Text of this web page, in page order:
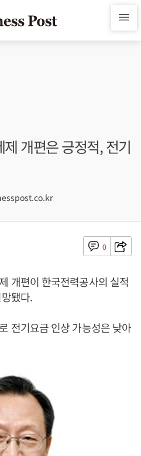
개편은 긍정적, 전기
0
개편이 한국전력공사의 실적
됐다.
전기요금 인상 가능성은 낮아